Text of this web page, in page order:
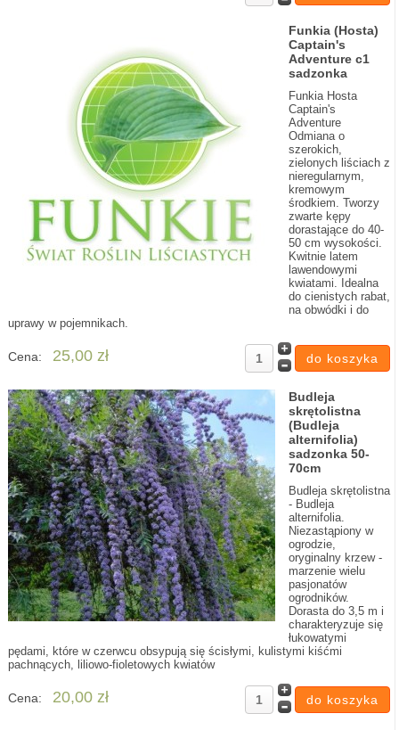
Funkia (Hosta)
Captain's
Adventure c1
sadzonka
Funkia Hosta
Captain's
Adventure
Odmiana o
szerokich,
zielonych liściach z
nieregularnym,
kremowym
środkiem. Tworzy
zwarte kępy
dorastające do 40-
50 cm wysokości.
Kwitnie latem
lawendowymi
kwiatami. Idealna
do cienistych rabat,
na obwódki i do
uprawy w pojemnikach.
Cena: 25,00 zł
Budleja
skrętolistna
(Budleja
alternifolia)
sadzonka 50-
70cm
Budleja skrętolistna
- Budleja
alternifolia.
Niezastąpiony w
ogrodzie,
oryginalny krzew -
marzenie wielu
pasjonatów
ogrodników.
Dorasta do 3,5 m i
charakteryzuje się
łukowatymi
pędami, które w czerwcu obsypują się ścisłymi, kulistymi kiśćmi
pachnących, liliowo-fioletowych kwiatów
Cena: 20,00 zł